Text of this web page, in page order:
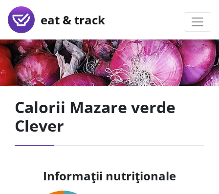
eat & track
Calorii Mazare verde
Clever
Informații nutriționale